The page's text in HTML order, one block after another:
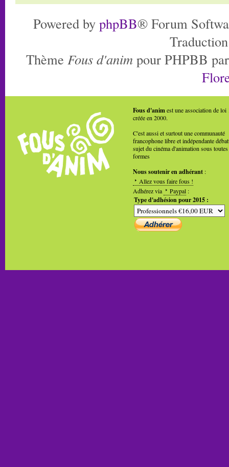
Powered by phpBB® Forum
Thème Fous d'anim pour PHPBB
Fous d'animest une association de loi
créée en 2000.
C'est aussi et surtout une communauté
francophone libre et indépendante
sujet du cinéma d'animation sous toutes
formes
Nous soutenir en adhérant :
Allez vous faire fous !
Adhérez via
Paypal :
Type d'adhésion pour 2015 :